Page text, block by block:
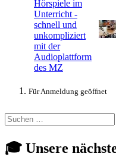
Hörspiele im
Unterricht -
schnell und
unkompliziert
mit der
Audioplattform
des MZ
Für Anmeldung geöffnet
Suchen
nach:
🎓 Unsere